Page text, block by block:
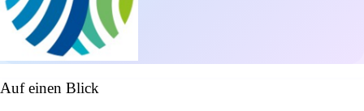
Auf einen Blick